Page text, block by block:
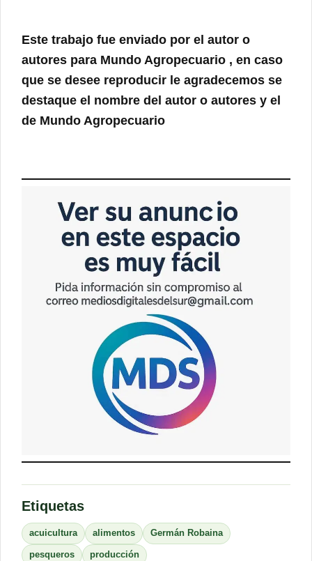
Este trabajo fue enviado por el autor o
autores para Mundo Agropecuario , en caso
que se desee reproducir le agradecemos se
destaque el nombre del autor o autores y el
de Mundo Agropecuario
Etiquetas
acuicultura alimentos Germán Robaina
pesqueros producción